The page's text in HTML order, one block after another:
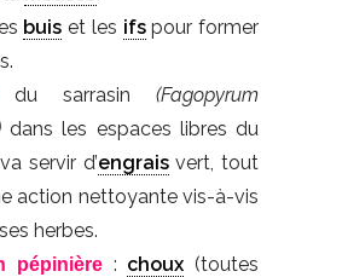
buis et les ifspour former
du sarrasin (Fagopyrum
dans les espaces libres du
servir d’engraisvert, tout
action nettoyante vis-à-vis
herbes.
pépinière : choux (toutes